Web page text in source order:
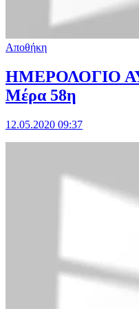
Αποθήκη
ΗΜΕΡΟΛΟΓΙΟ
Μέρα 58η
12.05.2020 09:37